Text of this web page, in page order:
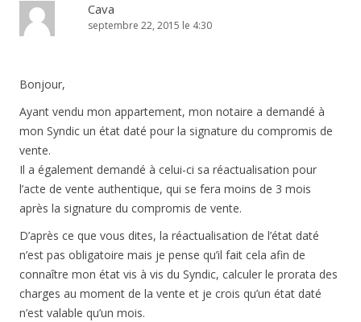
Cava
septembre 22, 2015 le 4:30
Bonjour,
Ayant vendu mon appartement, mon notaire a demandé à
mon Syndic un état daté pour la signature du compromis de
vente.
Il a également demandé à celui-ci sa réactualisation pour
l’acte de vente authentique, qui se fera moins de 3 mois
après la signature du compromis de vente.
D’après ce que vous dites, la réactualisation de l’état daté
n’est pas obligatoire mais je pense qu’il fait cela afin de
connaître mon état vis à vis du Syndic, calculer le prorata des
charges au moment de la vente et je crois qu’un état daté
n’est valable qu’un mois.